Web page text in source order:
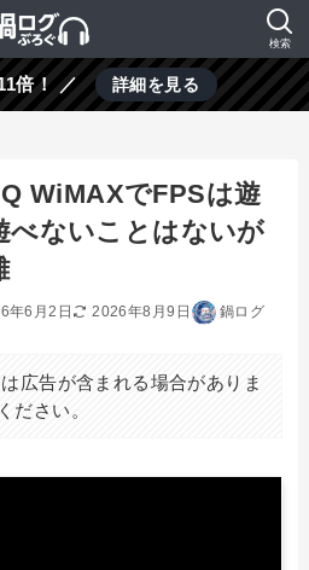
検索
倍！ ／ 詳細を見る
WiMAXでFPSは遊
べないことはないが
年6月2日 2026年8月9日 鍋ログ
広告が含まれる場合がありま
ださい。